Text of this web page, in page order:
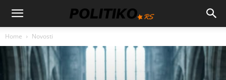
Home Novosti